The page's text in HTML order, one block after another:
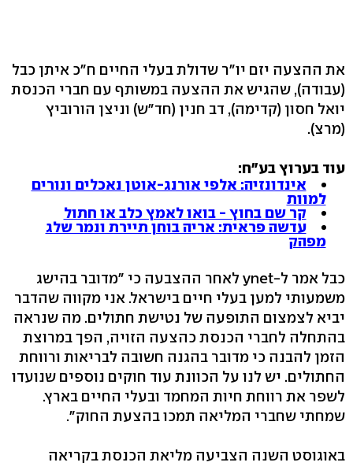
את ההצעה יזם יו"ר שדולת בעלי החיים ח"כ איתן כבל
(עבודה), שהגיש את ההצעה במשותף עם חברי הכנסת
יואל חסון (קדימה), דב חנין (חד"ש) וניצן הורוביץ
(מרצ).
עוד בערוץ בע"ח:
אינדונזיה: אלפי אורנג-אוטן נאכלים ונורים
למוות
קר שם בחוץ - בואו לאמץ כלב או חתול
עדשה פראית: אריה בוחן תיירת ונמר שלג
מפהק
כבל אמר ל-ynet לאחר ההצבעה כי "מדובר בהישג
משמעותי למען בעלי חיים בישראל. אני מקווה שהדבר
יביא לצמצום התופעה של נטישת חתולים. מה שנראה
בהתחלה לחברי הכנסת כהצעה הזויה, הפך במרוצת
הזמן להבנה כי מדובר בהגנה חשובה לבריאות ורווחת
החתולים. יש לנו על הכוונת עוד חוקים נוספים שנועדו
לשפר את רווחת חיות המחמד ובעלי החיים בארץ.
שמחתי שחברי המליאה תמכו בהצעת החוק".
באוגוסט השנה הצביעה מליאת הכנסת בקריאה